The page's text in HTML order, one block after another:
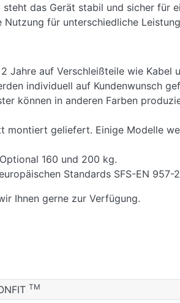
das Gerät stabil und sicher für
für unterschiedliche
Jahre auf Verschleißteile wie Kabel
individuell auf Kundenwunsch
können in anderen Farben
montiert geliefert. Einige Modelle
160 und 200 kg.
Standards SFS-EN 957-2
Ihnen gerne zur Verfügung.
TM